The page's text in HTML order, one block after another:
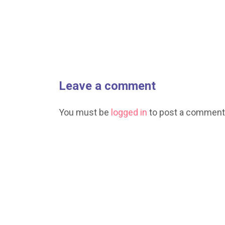
Leave a comment
You must be logged in to post a